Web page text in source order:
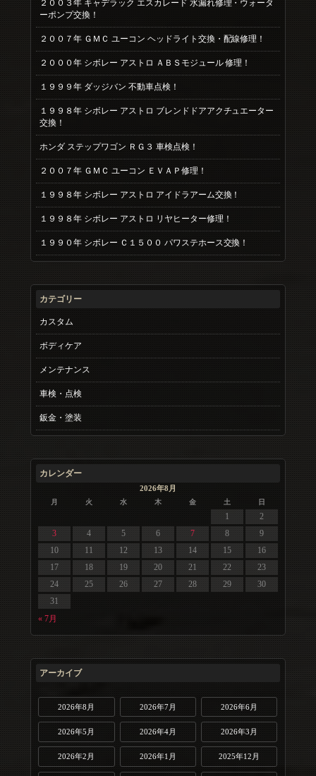
２００３年 キャデラック エスカレード 水漏れ修理・ウォータ
ーポンプ交換！
２００７年 ＧＭＣ ユーコン ヘッドライト交換・配線修理！
２０００年 シボレー アストロ ＡＢＳモジュール 修理！
１９９９年 ダッジバン 不動車点検！
１９９８年 シボレー アストロ ブレンドドアアクチュエーター
交換！
ホンダ ステップワゴン ＲＧ３ 車検点検！
２００７年 ＧＭＣ ユーコン ＥＶＡＰ修理！
１９９８年 シボレー アストロ アイドラアーム交換！
１９９８年 シボレー アストロ リヤヒーター修理！
１９９０年 シボレー Ｃ１５００ パワステホース交換！
カテゴリー
カスタム
ボディケア
メンテナンス
車検・点検
鈑金・塗装
カレンダー
2026年8月
月 火 水 木 金 土 日
« 7月
1
2
3
4 5 6 7 8
9
10
11 12 13 14 15
16
17
18 19 20 21 22
23
24
25 26 27 28 29
30
31
アーカイブ
2026年8月 2026年7月 2026年6月
2026年5月 2026年4月 2026年3月
2026年2月 2026年1月 2025年12月